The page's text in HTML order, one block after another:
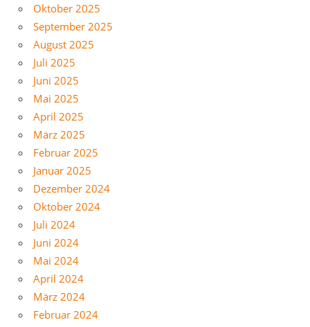
Oktober 2025
September 2025
August 2025
Juli 2025
Juni 2025
Mai 2025
April 2025
März 2025
Februar 2025
Januar 2025
Dezember 2024
Oktober 2024
Juli 2024
Juni 2024
Mai 2024
April 2024
März 2024
Februar 2024